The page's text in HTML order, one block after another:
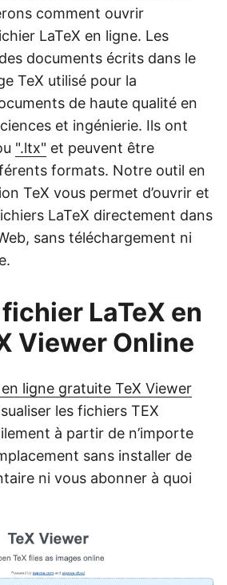
comment ouvrir
LaTeX en ligne. Les
documents écrits dans le
TeX utilisé pour la
de haute qualité en
et ingénierie. Ils ont
".ltx" et peuvent être
formats. Notre outil en
TeX vous permet d’ouvrir et
LaTeX directement dans
sans téléchargement ni
LaTeX en
Viewer Online
ligne gratuite TeX Viewer
les fichiers TEX
à partir de n’importe
sans installer de
ni vous abonner à quoi